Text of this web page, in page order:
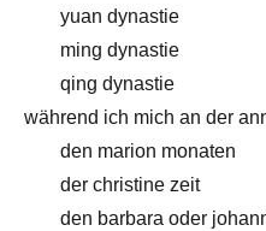
yuan dynastie
ming dynastie
qing dynastie
während ich mich an der
den marion monaten
der christine zeit
den barbara oder